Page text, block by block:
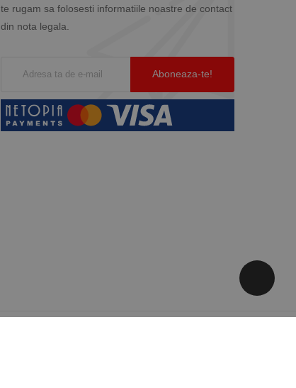
te rugam sa folosesti informatiile noastre de contact
din nota legala.